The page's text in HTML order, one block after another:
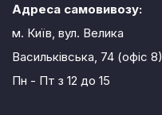
Адреса самовивозу:
м. Київ, вул. Велика
Васильківська, 74 (офіс 8)
Пн - Пт з 12 до 15